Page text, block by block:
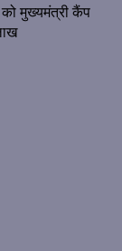
को मुख्यमंत्री कैंप